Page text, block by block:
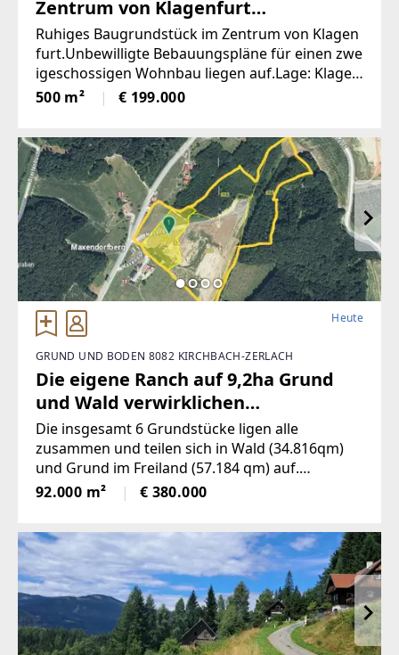
Zentrum von Klagenfurt
(Provisionsfrei)
Ruhiges Baugrundstück im Zentrum von Klagen
furt.Unbewilligte Bebauungspläne für einen zwe
igeschossigen Wohnbau liegen auf.Lage: Klagen
furt am WörtherseeAusrichting: SüdenWidmung
: Bau- WohngebietGFZ: 0,8Grundstücksnummer:
nfurt am WörtherseePrivatinserat: Bitte keine M
akleranfragen
500 m² € 199.000
Heute
GRUND UND BODEN 8082 KIRCHBACH-ZERLACH
Die eigene Ranch auf 9,2ha Grund
und Wald verwirklichen
(Provisionsfrei)
Die insgesamt 6 Grundstücke ligen alle
zusammen und teilen sich in Wald (34.816qm)
und Grund im Freiland (57.184 qm) auf.
Größtenteils ist es Hanglage mittraumhaften
Weitblick in Maxendorfberg (Gemeinde
92.000 m² € 380.000